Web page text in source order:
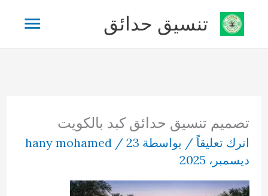
تخطي
المحتوى
تنسيق حدائق
تصميم تنسيق حدائق كبد بالكويت
اترك تعليقاً / بواسطة hany mohamed /23
ديسمبر، 2025